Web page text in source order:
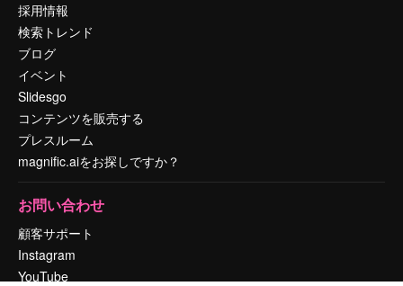
採用情報
検索トレンド
ブログ
イベント
Slidesgo
コンテンツを販売する
プレスルーム
magnific.aiをお探しですか？
お問い合わせ
顧客サポート
Instagram
YouTube